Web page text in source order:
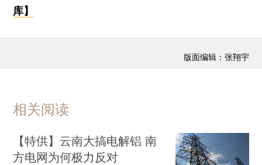
库】
版面编辑：张翔宇
相关阅读
【特供】云南大搞电解铝 南
方电网为何极力反对